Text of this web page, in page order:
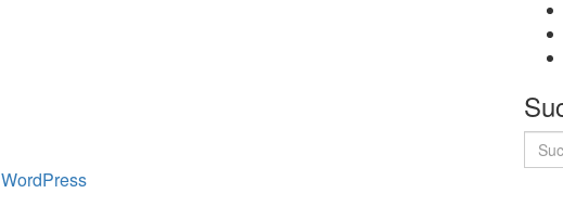
WordPress